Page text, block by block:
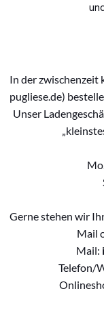
In der zwischenzeit
pugliese.de)
Unser
Gerne stehen wir
Mail
Mail:
Telefon/